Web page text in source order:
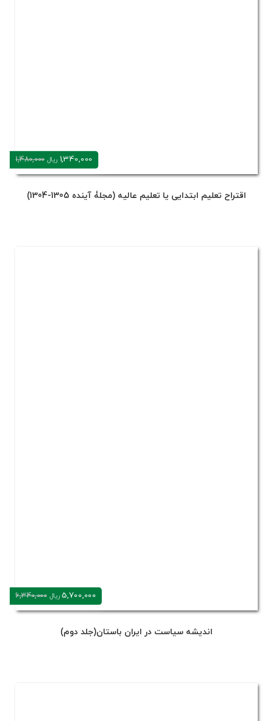
1,340,000 ریال 1,480,000
اقتراح تعلیم ابتدایی یا تعلیم عالیه (مجلۀ آینده 1305-1304)
5,700,000ریال 6,340,000
اندیشه سیاست در ایران باستان(جلد دوم)